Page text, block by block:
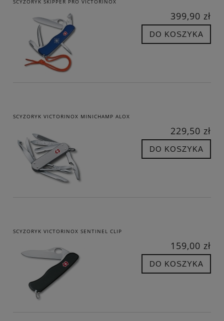
399,90 zł
DO KOSZYKA
SCYZORYK VICTORINOX MINICHAMP ALOX
229,50 zł
DO KOSZYKA
SCYZORYK VICTORINOX SENTINEL CLIP
159,00 zł
DO KOSZYKA